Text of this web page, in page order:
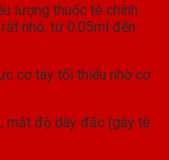
lượng thuốc tê chính
nhỏ, từ 0.05ml đến
cơ tay tối thiểu nhờ cơ
mật độ dày đặc (gây tê